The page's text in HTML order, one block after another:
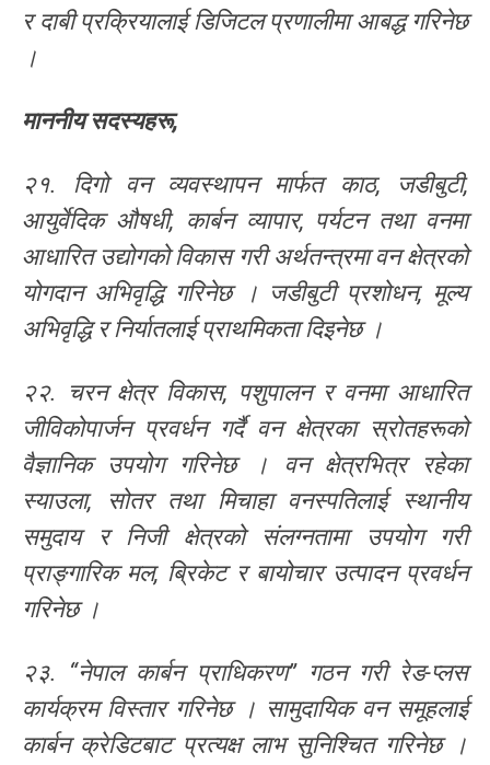
र दाबी प्रक्रियालाई डिजिटल प्रणालीमा आबद्ध गरिनेछ
।
माननीय सदस्यहरू,
२१. दिगो वन व्यवस्थापन मार्फत काठ, जडीबुटी,
आयुर्वेदिक औषधी, कार्बन व्यापार, पर्यटन तथा वनमा
आधारित उद्योगको विकास गरी अर्थतन्त्रमा वन क्षेत्रको
योगदान अभिवृद्धि गरिनेछ । जडीबुटी प्रशोधन, मूल्य
अभिवृद्धि र निर्यातलाई प्राथमिकता दिइनेछ ।
२२. चरन क्षेत्र विकास, पशुपालन र वनमा आधारित
जीविकोपार्जन प्रवर्धन गर्दै वन क्षेत्रका स्रोतहरूको
वैज्ञानिक उपयोग गरिनेछ । वन क्षेत्रभित्र रहेका
स्याउला, सोतर तथा मिचाहा वनस्पतिलाई स्थानीय
समुदाय र निजी क्षेत्रको संलग्नतामा उपयोग गरी
प्राङ्गारिक मल, ब्रिकेट र बायोचार उत्पादन प्रवर्धन
गरिनेछ ।
२३. “नेपाल कार्बन प्राधिकरण” गठन गरी रेड-प्लस
कार्यक्रम विस्तार गरिनेछ । सामुदायिक वन समूहलाई
कार्बन क्रेडिटबाट प्रत्यक्ष लाभ सुनिश्चित गरिनेछ ।